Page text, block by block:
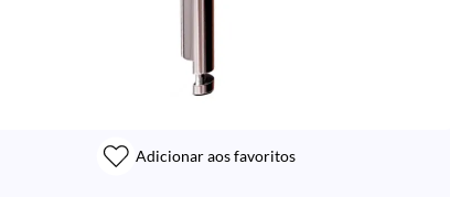
Adicionar aos favoritos